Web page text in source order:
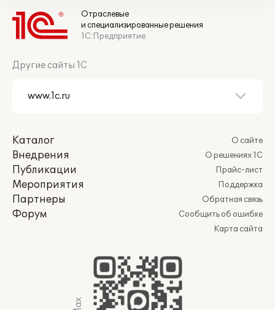
Отраслевые
и специализированные решения
1С:Предприятие
Другие сайты 1С
Каталог
Внедрения
Публикации
Мероприятия
Партнеры
Форум
О сайте
О решениях 1С
Прайс-лист
Поддержка
Обратная связь
Сообщить об ошибке
Карта сайта